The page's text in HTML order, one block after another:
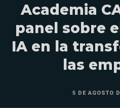
Academia
panel sobre
IA en la
las
5 DE AGOSTO